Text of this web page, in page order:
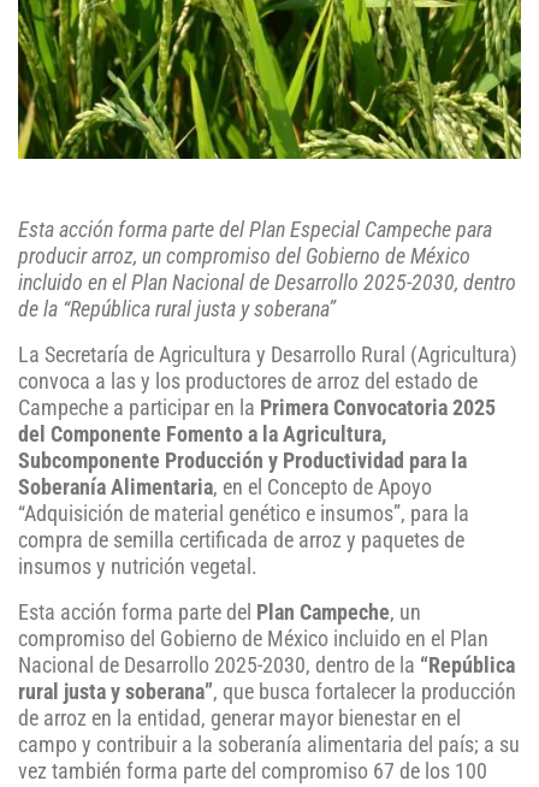
Esta acción forma parte del Plan Especial Campeche para
producir arroz, un compromiso del Gobierno de México
incluido en el Plan Nacional de Desarrollo 2025-2030, dentro
de la “República rural justa y soberana”
La Secretaría de Agricultura y Desarrollo Rural (Agricultura)
convoca a las y los productores de arroz del estado de
Campeche a participar en la Primera Convocatoria 2025
del Componente Fomento a la Agricultura,
Subcomponente Producción y Productividad para la
Soberanía Alimentaria, en el Concepto de Apoyo
“Adquisición de material genético e insumos”, para la
compra de semilla certificada de arroz y paquetes de
insumos y nutrición vegetal.
Esta acción forma parte del Plan Campeche, un
compromiso del Gobierno de México incluido en el Plan
Nacional de Desarrollo 2025-2030, dentro de la “República
rural justa y soberana”, que busca fortalecer la producción
de arroz en la entidad, generar mayor bienestar en el
campo y contribuir a la soberanía alimentaria del país; a su
vez también forma parte del compromiso 67 de los 100